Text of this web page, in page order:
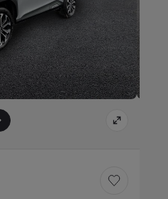
Sauvegarder le